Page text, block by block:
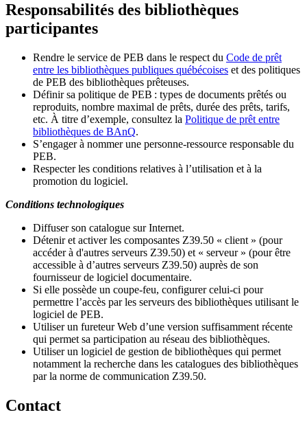
Responsabilités des bibliothèques
participantes
Rendre le service de PEB dans le respect du Code de prêt
entre les bibliothèques publiques québécoises et des politiques
de PEB des bibliothèques prêteuses.
Définir sa politique de PEB : types de documents prêtés ou
reproduits, nombre maximal de prêts, durée des prêts, tarifs,
etc. À titre d’exemple, consultez la Politique de prêt entre
bibliothèques de BAnQ.
S’engager à nommer une personne-ressource responsable du
PEB.
Respecter les conditions relatives à l’utilisation et à la
promotion du logiciel.
Conditions technologiques
Diffuser son catalogue sur Internet.
Détenir et activer les composantes Z39.50 « client » (pour
accéder à d'autres serveurs Z39.50) et « serveur » (pour être
accessible à d’autres serveurs Z39.50) auprès de son
fournisseur de logiciel documentaire.
Si elle possède un coupe-feu, configurer celui-ci pour
permettre l’accès par les serveurs des bibliothèques utilisant le
logiciel de PEB.
Utiliser un fureteur Web d’une version suffisamment récente
qui permet sa participation au réseau des bibliothèques.
Utiliser un logiciel de gestion de bibliothèques qui permet
notamment la recherche dans les catalogues des bibliothèques
par la norme de communication Z39.50.
Contact